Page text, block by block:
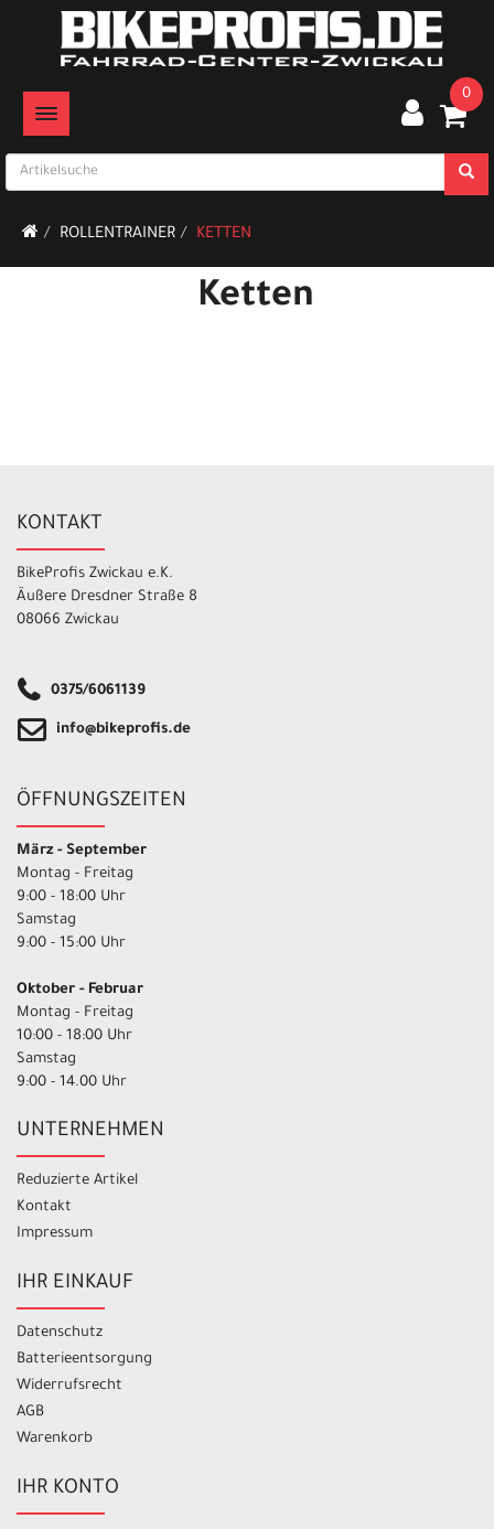
TOGGLE NAVIGATION
0
ROLLENTRAINER KETTEN
Ketten
KONTAKT
BikeProfis Zwickau e.K.
Äußere Dresdner Straße 8
08066 Zwickau
0375/6061139
info@bikeprofis.de
ÖFFNUNGSZEITEN
März - September
Montag - Freitag
9:00 - 18:00 Uhr
Samstag
9:00 - 15:00 Uhr
Oktober - Februar
Montag - Freitag
10:00 - 18:00 Uhr
Samstag
9:00 - 14.00 Uhr
UNTERNEHMEN
Reduzierte Artikel
Kontakt
Impressum
IHR EINKAUF
Datenschutz
Batterieentsorgung
Widerrufsrecht
AGB
Warenkorb
IHR KONTO